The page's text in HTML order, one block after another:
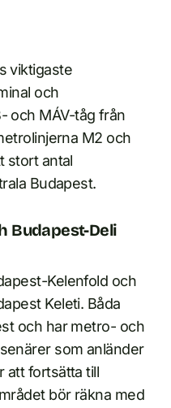
viktigaste
och
och MÁV-tåg från
M2 och
stort antal
Budapest.
Budapest-Deli
Kelenfold och
Keleti. Båda
och har metro- och
som anländer
att fortsätta till
bör räkna med